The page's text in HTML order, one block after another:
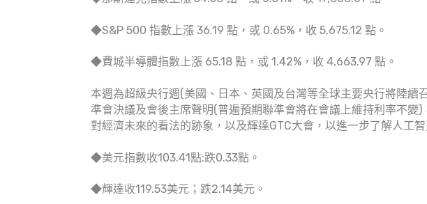
◆S&P 500 指數上漲 36.19 點，或 0.65%，收 5,675.12 點。
◆費城半導體指數上漲 65.18 點，或 1.42%，收 4,663.97 點。
本週為超級央行週(美國、日本、英國及台灣等全球主要央行將陸續
準會決議及會後主席聲明(普遍預期聯準會將在會議上維持利率不變
對經濟未來的看法的跡象，以及輝達GTC大會，以進一步了解人工智
◆美元指數收103.41點;跌0.33點。
◆輝達收119.53美元；跌2.14美元。